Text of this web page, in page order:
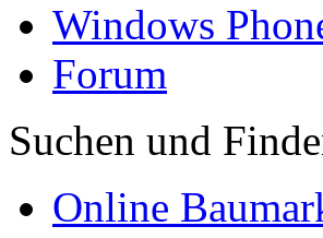
Windows
Forum
Suchen und
Online